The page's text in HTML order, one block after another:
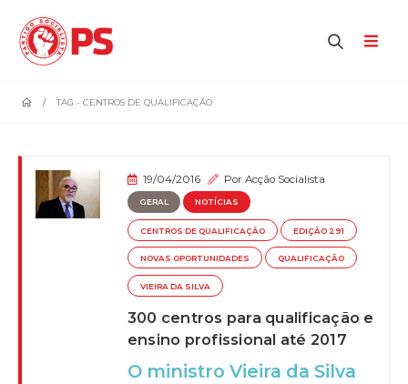
TAG - CENTROS DE QUALIFICAÇÃO
19/04/2016 PorAcção Socialista
GERAL NOTÍCIAS
CENTROS DE QUALIFICAÇÃO EDIÇÃO 291
NOVAS OPORTUNIDADES QUALIFICAÇÃO
VIEIRA DA SILVA
300 centros para qualificação e
ensino profissional até 2017
O ministro Vieira da Silva